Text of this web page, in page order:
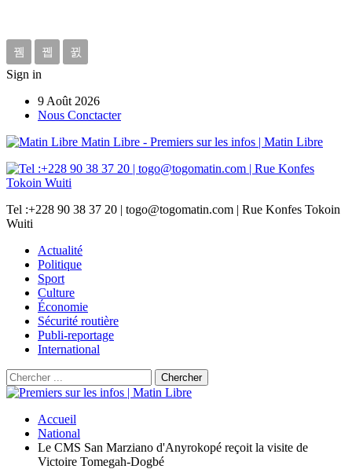
Sign in
9 Août 2026
Nous Conctacter
Matin Libre - Premiers sur les infos | Matin Libre
Tel :+228 90 38 37 20 | togo@togomatin.com | Rue Konfes Tokoin
Wuiti
Actualité
Politique
Sport
Culture
Économie
Sécurité routière
Publi-reportage
International
Accueil
National
Le CMS San Marziano d'Anyrokopé reçoit la visite de
Victoire Tomegah-Dogbé